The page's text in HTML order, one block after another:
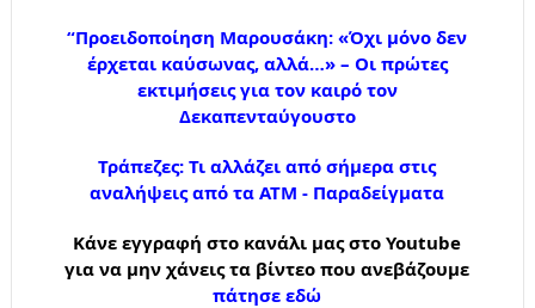
“Προειδοποίηση Μαρουσάκη: «Όχι μόνο δεν
έρχεται καύσωνας, αλλά…» – Οι πρώτες
εκτιμήσεις για τον καιρό τον
Δεκαπενταύγουστο
Τράπεζες: Τι αλλάζει από σήμερα στις
αναλήψεις από τα ΑΤΜ - Παραδείγματα
Κάνε εγγραφή στο κανάλι μας στο Youtube
για να μην χάνεις τα βίντεο που ανεβάζουμε
πάτησε εδώ